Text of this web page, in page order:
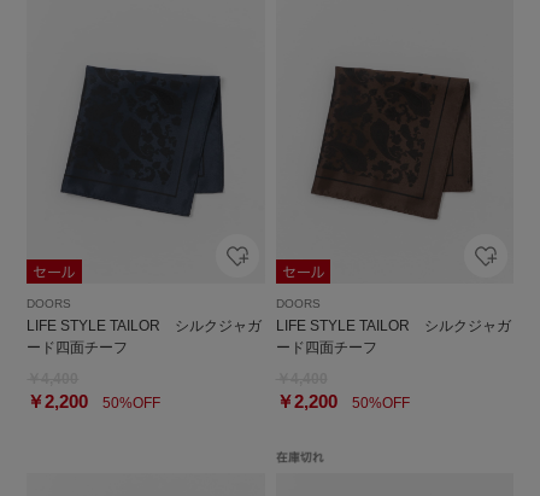
DOORS
LIFE STYLE TAILOR シルクジャガ
ード四面チーフ
￥2,200 50%OFF
DOORS
LIFE STYLE TAILOR シルクジャガ
ード四面チーフ
￥2,20050%OFF